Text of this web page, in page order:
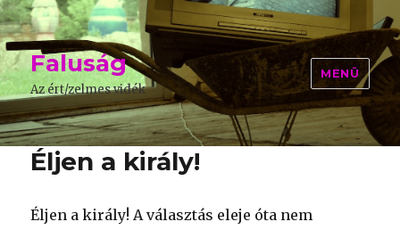
Faluság
Az ért/zelmes vidék
MENÜ
Éljen a király!
Éljen a király! A választás eleje óta nem